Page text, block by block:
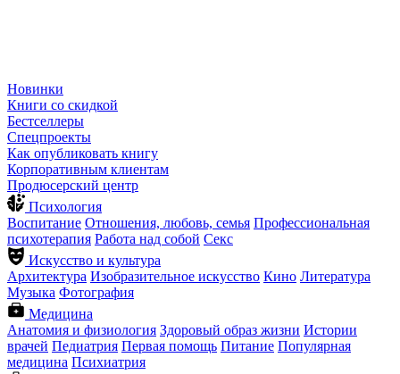
Новинки
Книги со скидкой
Бестселлеры
Спецпроекты
Как опубликовать книгу
Корпоративным клиентам
Продюсерский центр
Психология
Воспитание Отношения, любовь, семья Профессиональная
психотерапия Работа над собой Секс
Искусство и культура
Архитектура Изобразительное искусство Кино Литература
Музыка Фотография
Медицина
Анатомия и физиология Здоровый образ жизни Истории
врачей Педиатрия Первая помощь Питание Популярная
медицина Психиатрия